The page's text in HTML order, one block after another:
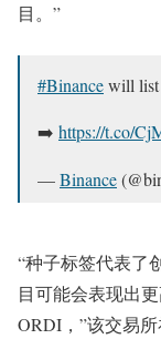
目。”
#Binancewill list
➡️ https://t.co/
—Binance
“种子标签代表了
目可能会表现出
ORDI，”该交易所